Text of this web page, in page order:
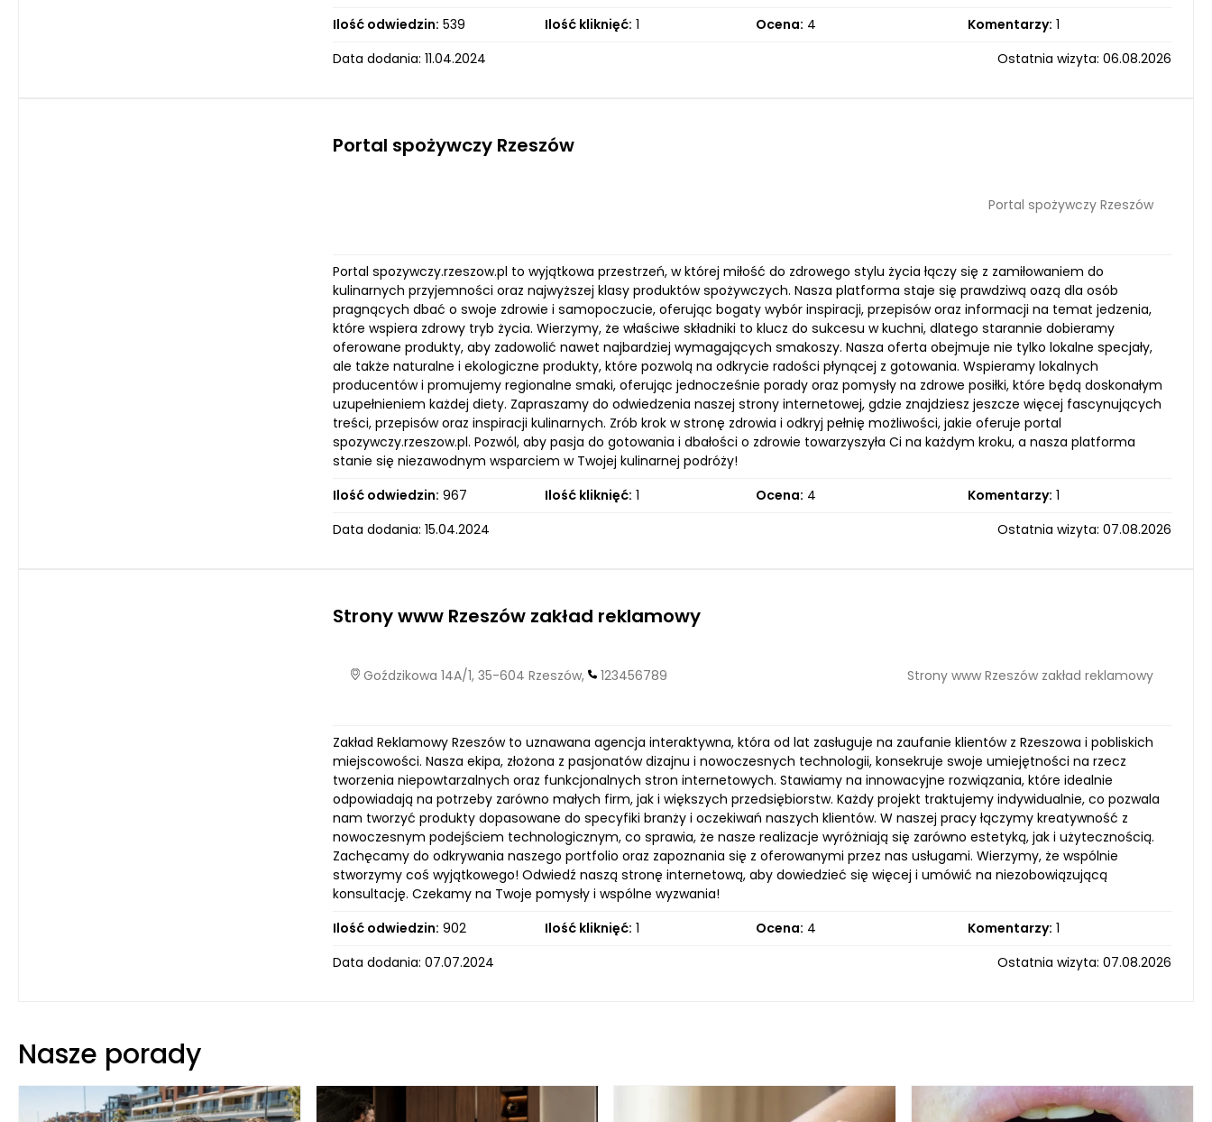
Ilość odwiedzin: 539 Ilość kliknięć: 1 Ocena: 4 Komentarzy: 1
Data dodania: 11.04.2024
Ostatnia wizyta: 06.08.2026
Portal spożywczy Rzeszów
Portal spożywczy Rzeszów
Portal spozywczy.rzeszow.pl to wyjątkowa przestrzeń, w której miłość do zdrowego stylu życia łączy się z zamiłowaniem do
kulinarnych przyjemności oraz najwyższej klasy produktów spożywczych. Nasza platforma staje się prawdziwą oazą dla osób
pragnących dbać o swoje zdrowie i samopoczucie, oferując bogaty wybór inspiracji, przepisów oraz informacji na temat jedzenia,
które wspiera zdrowy tryb życia. Wierzymy, że właściwe składniki to klucz do sukcesu w kuchni, dlatego starannie dobieramy
oferowane produkty, aby zadowolić nawet najbardziej wymagających smakoszy. Nasza oferta obejmuje nie tylko lokalne specjały,
ale także naturalne i ekologiczne produkty, które pozwolą na odkrycie radości płynącej z gotowania. Wspieramy lokalnych
producentów i promujemy regionalne smaki, oferując jednocześnie porady oraz pomysły na zdrowe posiłki, które będą doskonałym
uzupełnieniem każdej diety. Zapraszamy do odwiedzenia naszej strony internetowej, gdzie znajdziesz jeszcze więcej fascynujących
treści, przepisów oraz inspiracji kulinarnych. Zrób krok w stronę zdrowia i odkryj pełnię możliwości, jakie oferuje portal
spozywczy.rzeszow.pl. Pozwól, aby pasja do gotowania i dbałości o zdrowie towarzyszyła Ci na każdym kroku, a nasza platforma
stanie się niezawodnym wsparciem w Twojej kulinarnej podróży!
Ilość odwiedzin: 967 Ilość kliknięć: 1 Ocena: 4 Komentarzy: 1
Data dodania: 15.04.2024
Ostatnia wizyta: 07.08.2026
Strony www Rzeszów zakład reklamowy
Goździkowa 14A/1, 35-604 Rzeszów, 123456789 Strony www Rzeszów zakład reklamowy
Zakład Reklamowy Rzeszów to uznawana agencja interaktywna, która od lat zasługuje na zaufanie klientów z Rzeszowa i pobliskich
miejscowości. Nasza ekipa, złożona z pasjonatów dizajnu i nowoczesnych technologii, konsekruje swoje umiejętności na rzecz
tworzenia niepowtarzalnych oraz funkcjonalnych stron internetowych. Stawiamy na innowacyjne rozwiązania, które idealnie
odpowiadają na potrzeby zarówno małych firm, jak i większych przedsiębiorstw. Każdy projekt traktujemy indywidualnie, co pozwala
nam tworzyć produkty dopasowane do specyfiki branży i oczekiwań naszych klientów. W naszej pracy łączymy kreatywność z
nowoczesnym podejściem technologicznym, co sprawia, że nasze realizacje wyróżniają się zarówno estetyką, jak i użytecznością.
Zachęcamy do odkrywania naszego portfolio oraz zapoznania się z oferowanymi przez nas usługami. Wierzymy, że wspólnie
stworzymy coś wyjątkowego! Odwiedź naszą stronę internetową, aby dowiedzieć się więcej i umówić na niezobowiązującą
konsultację. Czekamy na Twoje pomysły i wspólne wyzwania!
Ilość odwiedzin: 902 Ilość kliknięć: 1 Ocena: 4 Komentarzy: 1
Data dodania: 07.07.2024
Ostatnia wizyta: 07.08.2026
Nasze porady